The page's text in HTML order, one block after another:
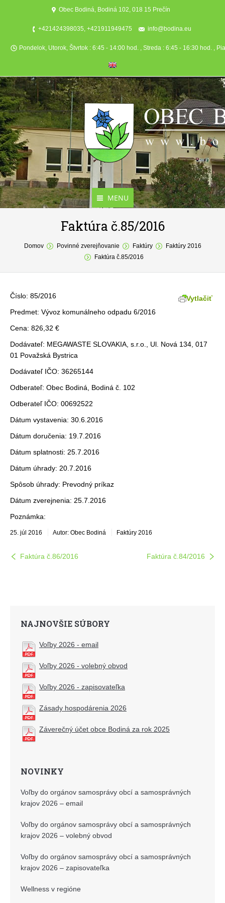
Obec Bodiná, Bodiná 102, 018 15 Prečín
+421424398035, +421911949475 info@bodina.eu
Pondelok, Utorok, Štvrtok : 6:45 - 14:00 hod. , Streda : 6:45 - 16:30 hod. ,
MENU
Aktuality
O obci
Formuláre
Fotogaléria
Kontakt
Faktúra č.85/2016
You are here:
Domov Povinné zverejňovanie Faktúry
Faktúry 2016
Faktúra č.85/2016
Vytlačiť
Číslo: 85/2016
Predmet: Vývoz komunálneho odpadu 6/2016
Cena: 826,32 €
Dodávateľ: MEGAWASTE SLOVAKIA, s.r.o., Ul. Nová 134, 017
01 Považská Bystrica
Dodávateľ IČO: 36265144
Odberateľ: Obec Bodiná, Bodiná č. 102
Odberateľ IČO: 00692522
Dátum vystavenia: 30.6.2016
Dátum doručenia: 19.7.2016
Dátum splatnosti: 25.7.2016
Dátum úhrady: 20.7.2016
Spôsob úhrady: Prevodný príkaz
Dátum zverejnenia: 25.7.2016
Poznámka:
25. júl 2016 Autor: Obec Bodiná Faktúry 2016
Faktúra č.86/2016 Faktúra č.84/2016
NAJNOVŠIE SÚBORY
Voľby 2026 - email
Voľby 2026 - volebný obvod
Voľby 2026 - zapisovateľka
Zásady hospodárenia 2026
Záverečný účet obce Bodiná za rok 2025
NOVINKY
Voľby do orgánov samosprávy obcí a samosprávných
krajov 2026 – email
Voľby do orgánov samosprávy obcí a samosprávných
krajov 2026 – volebný obvod
Voľby do orgánov samosprávy obcí a samosprávných
krajov 2026 – zapisovateľka
Wellness v regióne